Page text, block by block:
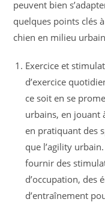
peuvent bien
quelques points clés
chien en milieu
Exercice et
d’exercice
ce soit en se
urbains, en jouant
en pratiquant des
que l’agility
fournir des
d’occupation, des
d’entraînement